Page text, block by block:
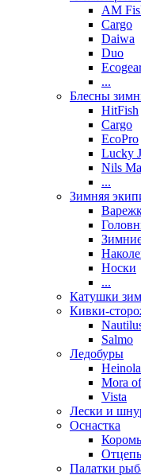
AM
Cargo
Daiwa
Duo
...
Блесны
HitFish
Cargo
EcoPro
Lucky
Nils
...
Зимняя
Носки
...
Катушки
Кивки-
Salmo
Ледобуры
Heinola
Mora
Vista
Лески и
Оснастка
Палатки